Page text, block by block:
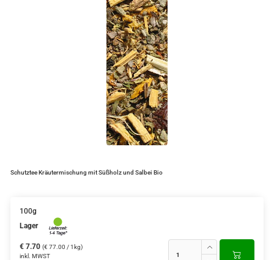
Schutztee Kräutermischung mit Süßholz und Salbei Bio
100g
Lager
€ 7.70 (€ 77.00 / 1kg)
inkl. MWST